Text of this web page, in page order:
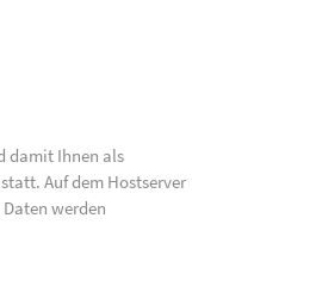
damit Ihnen als
Auf dem Hostserver
werden